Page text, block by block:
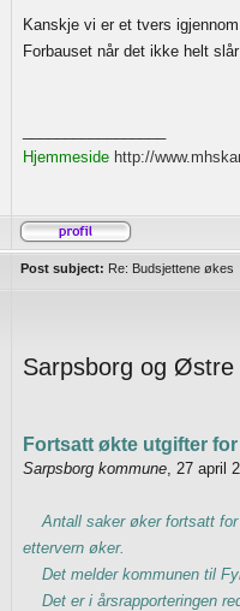
Kanskje vi er et tvers
Forbauset når det ikke helt
Hjemmeside http://
Post subject: Re: Budsjettene økes
Sarpsborg og Østre
Fortsatt økte utgifter
Sarpsborg kommune, 27 april
Antall saker øker fortsatt for
ettervern øker.
Det melder kommunen til
Det er i årsrapporteringen